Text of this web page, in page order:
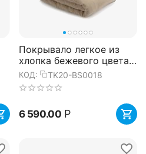
Покрывало легкое из
хлопка бежевого цвета с
контрастной каймой из
коллекции Essential, ...
КОД: TK20-BS0018
6 590.00 Р